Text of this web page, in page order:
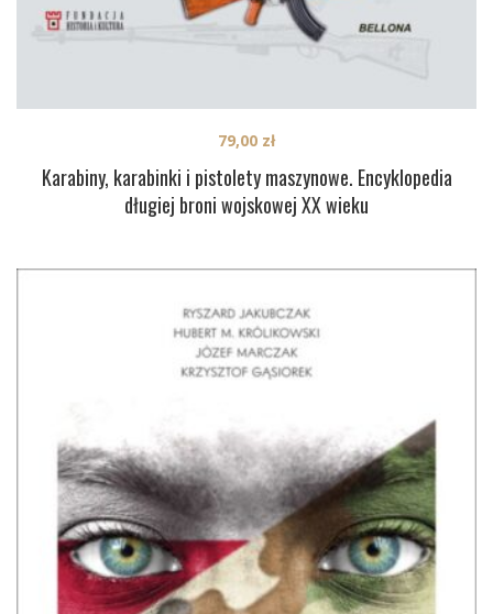
Karabiny, karabinki i pistolety maszynowe. Encyklopedia
długiej broni wojskowej XX wieku
79,00 zł